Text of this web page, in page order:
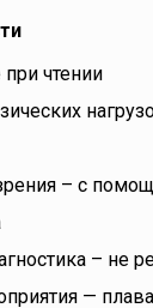
чтении
– с
– не
—